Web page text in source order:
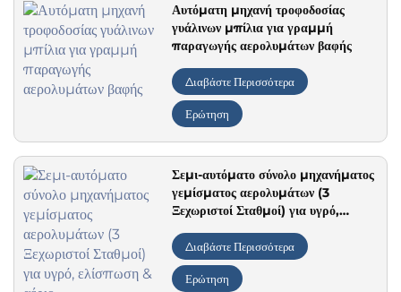
Αυτόματη μηχανή τροφοδοσίας
γυάλινων μπίλια για γραμμή
παραγωγής αερολυμάτων βαφής
Διαβάστε Περισσότερα
Ερώτηση
Σεμι-αυτόματο σύνολο μηχανήματος
γεμίσματος αερολυμάτων (3
Ξεχωριστοί Σταθμοί) για υγρό,
Διαβάστε Περισσότερα
Ερώτηση